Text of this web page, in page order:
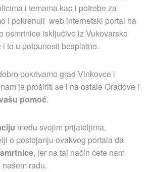
i temama kao i potrebe za
i pokrenuli web internetski portal na
osmrtnice isključivo iz Vukovarsko
to u potpunosti besplatno.
pokrivamo grad Vinkovce i
je proširiti se i na ostale Gradove i
pomoć.
među svojim prijateljima,
o postojanju ovakvog portala da
, jer na taj način ćete nam
radu.